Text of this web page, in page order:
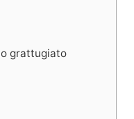
grattugiato